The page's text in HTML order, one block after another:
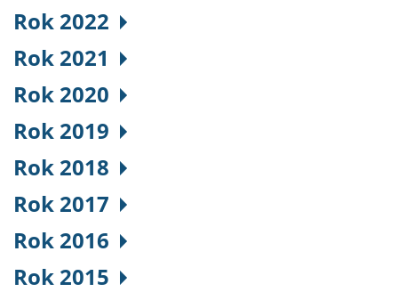
Rok 2022
Rok 2021
Rok 2020
Rok 2019
Rok 2018
Rok 2017
Rok 2016
Rok 2015